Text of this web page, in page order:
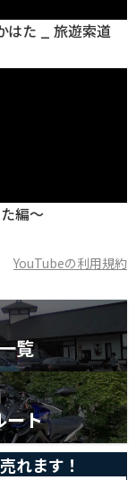
はた _ 旅遊索道
編〜
YouTubeの利用規約
覧
ート
れます！